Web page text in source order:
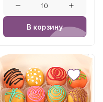
В корзину